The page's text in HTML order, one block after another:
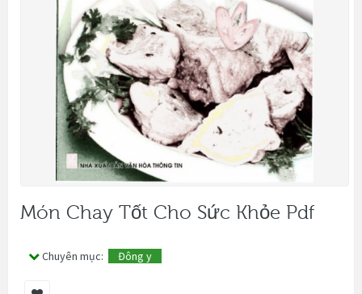
Món Chay Tốt Cho Sức Khỏe Pdf
Chuyên mục: Đông y